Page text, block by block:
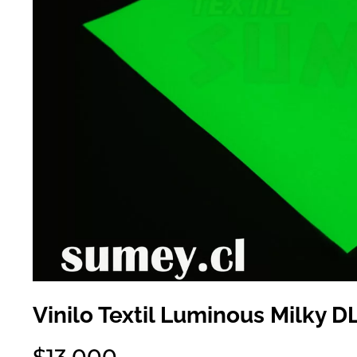
Vinilo Textil Luminous Milky